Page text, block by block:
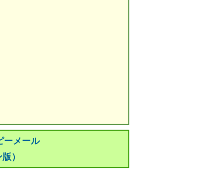
ーメール
）